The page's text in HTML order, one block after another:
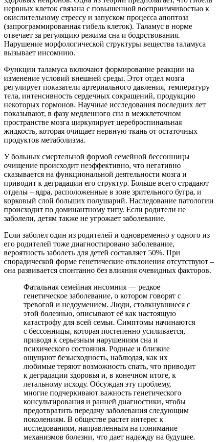
нервных клеток связана с повышенной восприимчивостью к
окислительному стрессу и запуском процесса апоптоза
(запрограммированная гибель клеток). Таламус в норме
отвечает за регуляцию режима сна и бодрствования.
Нарушение морфологической структуры вещества таламуса
вызывает инсомнию.
Функции таламуса включают формирование реакции на
изменение условий внешней среды. Этот отдел мозга
регулирует показатели артериального давления, температуру
тела, интенсивность сердечных сокращений, продукцию
некоторых гормонов. Научные исследования последних лет
показывают, в фазу медленного сна в межклеточном
пространстве мозга циркулирует цереброспинальная
жидкость, которая очищает нервную ткань от остаточных
продуктов метаболизма.
У больных смертельной формой семейной бессонницы
очищение происходит неэффективно, что негативно
сказывается на функциональной деятельности мозга и
приводит к деградации его структур. Больше всего страдают
отделы – ядра, расположенные в зоне зрительного бугра, и
корковый слой больших полушарий. Наследование патологии
происходит по доминантному типу. Если родители не
заболели, детям также не угрожает заболевание.
Если заболел один из родителей и одновременно у одного из
его родителей тоже диагностировано заболевание,
вероятность заболеть для детей составляет 50%. При
спорадической форме генетические отклонения отсутствуют –
она развивается спонтанно без влияния очевидных факторов.
Фатальная семейная инсомния — редкое
генетическое заболевание, о котором говорят с
тревогой и недоумением. Люди, столкнувшиеся с
этой болезнью, описывают её как настоящую
катастрофу для всей семьи. Симптомы начинаются
с бессонницы, которая постепенно усиливается,
приводя к серьезным нарушениям сна и
психического состояния. Родные и близкие
ощущают безысходность, наблюдая, как их
любимые теряют возможность спать, что приводит
к деградации здоровья и, в конечном итоге, к
летальному исходу. Обсуждая эту проблему,
многие подчеркивают важность генетического
консультирования и ранней диагностики, чтобы
предотвратить передачу заболевания следующим
поколениям. В обществе растет интерес к
исследованиям, направленным на понимание
механизмов болезни, что дает надежду на будущее.